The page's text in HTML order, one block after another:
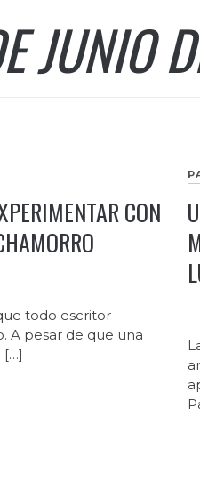
JUNIO
CON
todo escritor
A pesar de que una
[…]